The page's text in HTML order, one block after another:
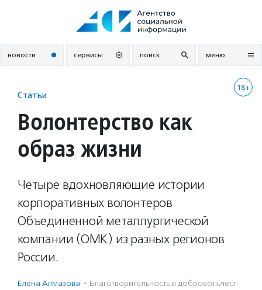
новости сервисы поиск меню
18+
Статьи
Волонтерство как
образ жизни
Четыре вдохновляющие истории
корпоративных волонтеров
Объединенной металлургической
компании (ОМК) из разных регионов
России.
Елена Алмазова · Благотвори­тель­ность и доброволь­чест­